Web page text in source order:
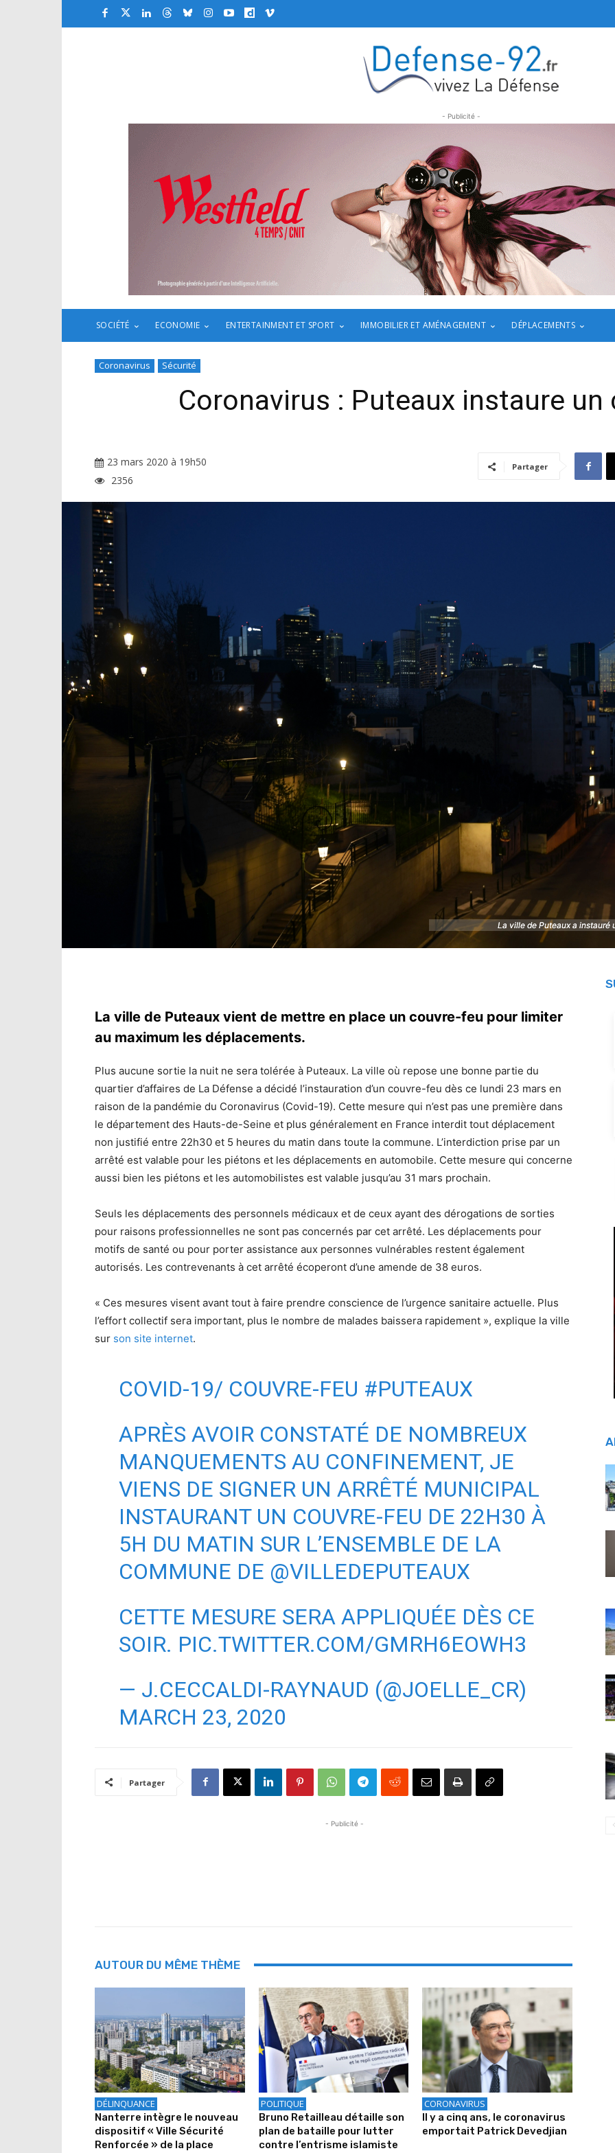
- Publicité -
SOCIÉTÉ ECONOMIE ENTERTAINMENT ET SPORT IMMOBILIER ET AMÉNAGEMENT DÉPLACEMENTS
Coronavirus Sécurité
Coronavirus : Puteaux instaure un
23 mars 2020 à 19h50
2356
Partager
La ville de Puteaux a
La ville de Puteaux a
La ville de Puteaux vient de mettre en place un couvre-feu pour limiter
au maximum les déplacements.
Plus aucune sortie la nuit ne sera tolérée à Puteaux. La ville où repose une bonne partie du
quartier d’affaires de La Défense a décidé l’instauration d’un couvre-feu dès ce lundi 23 mars en
raison de la pandémie du Coronavirus (Covid-19). Cette mesure qui n’est pas une première dans
le département des Hauts-de-Seine et plus généralement en France interdit tout déplacement
non justifié entre 22h30 et 5 heures du matin dans toute la commune. L’interdiction prise par un
arrêté est valable pour les piétons et les déplacements en automobile. Cette mesure qui concerne
aussi bien les piétons et les automobilistes est valable jusqu’au 31 mars prochain.
Seuls les déplacements des personnels médicaux et de ceux ayant des dérogations de sorties
pour raisons professionnelles ne sont pas concernés par cet arrêté. Les déplacements pour
motifs de santé ou pour porter assistance aux personnes vulnérables restent également
autorisés. Les contrevenants à cet arrêté écoperont d’une amende de 38 euros.
« Ces mesures visent avant tout à faire prendre conscience de l’urgence sanitaire actuelle. Plus
l’effort collectif sera important, plus le nombre de malades baissera rapidement », explique la ville
sur son site internet.
COVID-19/ COUVRE-FEU #PUTEAUX
APRÈS AVOIR CONSTATÉ DE NOMBREUX
MANQUEMENTS AU CONFINEMENT, JE
VIENS DE SIGNER UN ARRÊTÉ MUNICIPAL
INSTAURANT UN COUVRE-FEU DE 22H30 À
5H DU MATIN SUR L’ENSEMBLE DE LA
COMMUNE DE @VILLEDEPUTEAUX
CETTE MESURE SERA APPLIQUÉE DÈS CE
SOIR. PIC.TWITTER.COM/GMRH6EOWH3
— J.CECCALDI-RAYNAUD (@JOELLE_CR)
MARCH 23, 2020
Partager
- Publicité -
AUTOUR DU MÊME THÈME
DÉLINQUANCE
Nanterre intègre le nouveau
dispositif « Ville Sécurité
Renforcée » de la place
POLITIQUE
Bruno Retailleau détaille son
plan de bataille pour lutter
contre l’entrisme islamiste
CORONAVIRUS
Il y a cinq ans, le coronavirus
emportait Patrick Devedjian